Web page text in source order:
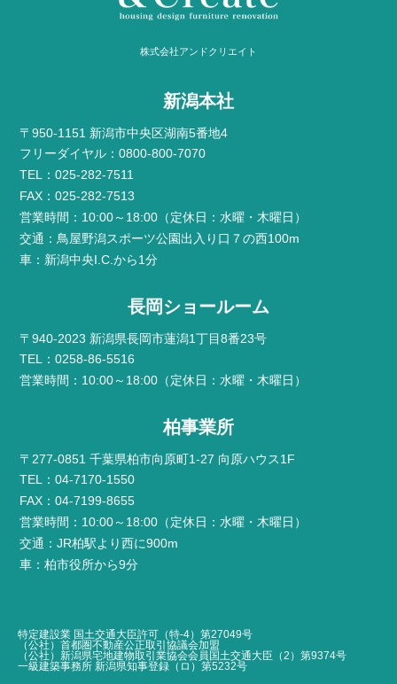
株式会社アンドクリエイト
新潟本社
〒950-1151 新潟市中央区湖南5番地4
フリーダイヤル：0800-800-7070
TEL：025-282-7511
FAX：025-282-7513
営業時間：10:00～18:00（定休日：水曜・木曜日）
交通：鳥屋野潟スポーツ公園出入り口７の西100m
車：新潟中央I.C.から1分
長岡ショールーム
〒940-2023 新潟県長岡市蓮潟1丁目8番23号
TEL：0258-86-5516
営業時間：10:00～18:00（定休日：水曜・木曜日）
柏事業所
〒277-0851 千葉県柏市向原町1-27 向原ハウス1F
TEL：04-7170-1550
FAX：04-7199-8655
営業時間：10:00～18:00（定休日：水曜・木曜日）
交通：JR柏駅より西に900m
車：柏市役所から9分
特定建設業 国土交通大臣許可（特-4）第27049号
（公社）首都圏不動産公正取引協議会加盟
（公社）新潟県宅地建物取引業協会会員国土交通大臣（2）第9374号
一級建築事務所 新潟県知事登録（ロ）第5232号